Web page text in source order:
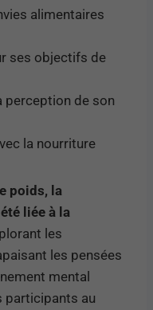
alimentaires
ses objectifs de
perception de son
la nourriture
poids, la
liée à la
les
les pensées
mental
participants au